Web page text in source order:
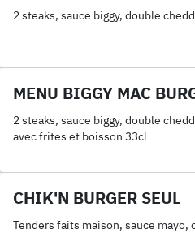
2 steaks, sauce biggy, double
MENU BIGGY MAC
2 steaks, sauce biggy, double
avec frites et boisson 33cl
CHIK'N BURGER SEUL
Tenders faits maison, sauce mayo,